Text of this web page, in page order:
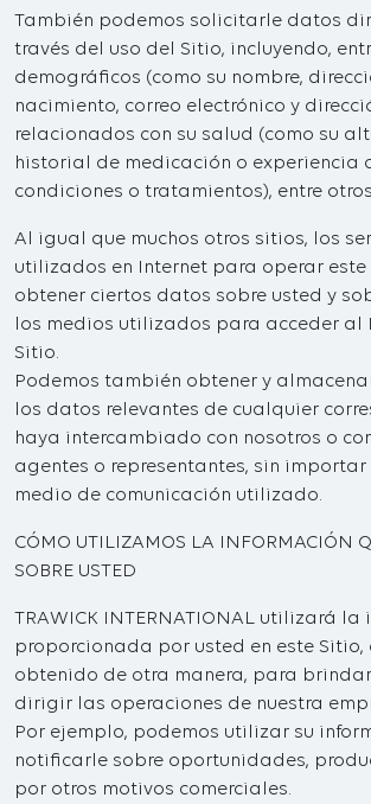
También podemos solicitarle datos
través del uso del Sitio, incluyendo,
demográficos (como su nombre,
nacimiento, correo electrónico y
relacionados con su salud (como su
historial de medicación o experiencia
condiciones o tratamientos), entre
Al igual que muchos otros sitios, los
utilizados en Internet para operar este
obtener ciertos datos sobre usted y
los medios utilizados para acceder al
Sitio.
Podemos también obtener y
los datos relevantes de cualquier
haya intercambiado con nosotros o
agentes o representantes, sin importar
medio de comunicación utilizado.
CÓMO UTILIZAMOS LA INFORMACIÓN
SOBRE USTED
TRAWICK INTERNATIONAL utilizará la
proporcionada por usted en este Sitio,
obtenido de otra manera, para
dirigir las operaciones de nuestra
Por ejemplo, podemos utilizar su
notificarle sobre oportunidades,
por otros motivos comerciales.